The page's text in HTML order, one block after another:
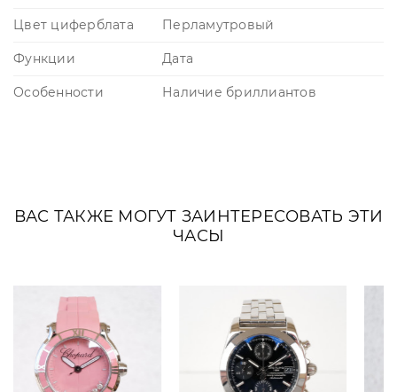
Цвет циферблата Перламутровый
Функции Дата
Особенности Наличие бриллиантов
ВАС ТАКЖЕ МОГУТ ЗАИНТЕРЕСОВАТЬ ЭТИ
ЧАСЫ